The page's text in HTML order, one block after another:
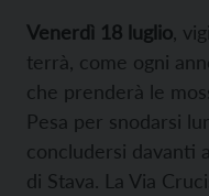
Venerdì 18 luglio ,
terrà, come ogni
che prenderà le
Pesa per snodarsi
concludersi davanti
di Stava. La Via